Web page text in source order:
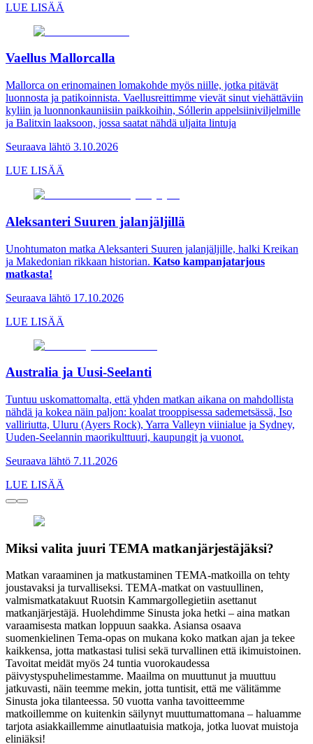
LUE LISÄÄ
Vaellus Mallorcalla
Mallorca on erinomainen lomakohde myös niille, jotka pitävät
luonnosta ja patikoinnista. Vaellusreittimme vievät sinut viehättäviin
kyliin ja luonnonkauniisiin paikkoihin, Sóllerin appelsiiniviljelmille
ja Balitxin laaksoon, jossa saatat nähdä uljaita lintuja
Seuraava lähtö 3.10.2026
LUE LISÄÄ
Aleksanteri Suuren jalanjäljillä
Unohtumaton matka Aleksanteri Suuren jalanjäljille, halki Kreikan
ja Makedonian rikkaan historian. Katso kampanjatarjous
matkasta!
Seuraava lähtö 17.10.2026
LUE LISÄÄ
Australia ja Uusi-Seelanti
Tuntuu uskomattomalta, että yhden matkan aikana on mahdollista
nähdä ja kokea näin paljon: koalat trooppisessa sademetsässä, Iso
valliriutta, Uluru (Ayers Rock), Yarra Valleyn viinialue ja Sydney,
Uuden-Seelannin maorikulttuuri, kaupungit ja vuonot.
Seuraava lähtö 7.11.2026
LUE LISÄÄ
Miksi valita juuri TEMA matkanjärjestäjäksi?
Matkan varaaminen ja matkustaminen TEMA-matkoilla on tehty
joustavaksi ja turvalliseksi. TEMA-matkat on vastuullinen,
valmismatkatakuut Ruotsin Kammargollegietiin asettanut
matkanjärjestäjä. Huolehdimme Sinusta joka hetki – aina matkan
varaamisesta matkan loppuun saakka. Asiansa osaava
suomenkielinen Tema-opas on mukana koko matkan ajan ja tekee
kaikkensa, jotta matkastasi tulisi sekä turvallinen että ikimuistoinen.
Tavoitat meidät myös 24 tuntia vuorokaudessa
päivystyspuhelimestamme. Maailma on muuttunut ja muuttuu
jatkuvasti, näin teemme mekin, jotta tuntisit, että me välitämme
Sinusta joka tilanteessa. 50 vuotta vanha tavoitteemme
matkoillemme on kuitenkin säilynyt muuttumattomana – haluamme
tarjota asiakkaillemme ainutlaatuisia matkoja, jotka luovat muistoja
eliniäksi!